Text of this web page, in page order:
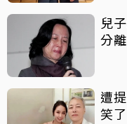
兒
分
遭
笑